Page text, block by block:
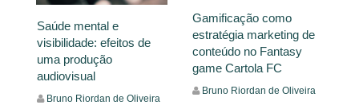
Saúde mental e
visibilidade: efeitos de
uma produção
audiovisual
Bruno Riordan de Oliveira
Gamificação como
estratégia marketing de
conteúdo no Fantasy
game Cartola FC
Bruno Riordan de Oliveira